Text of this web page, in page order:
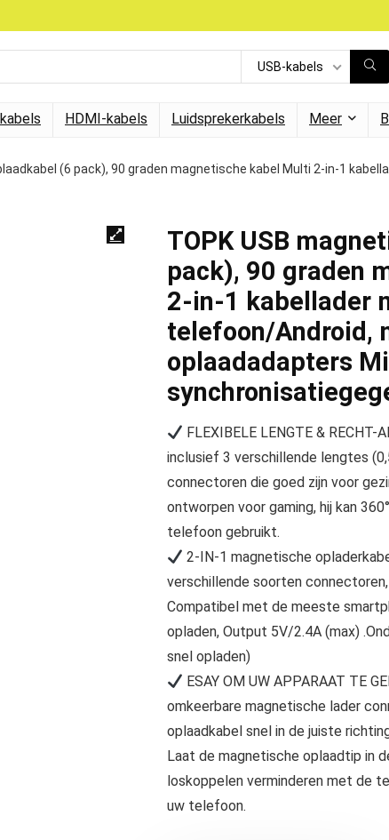
USB-kabels
HDMI-kabels Luidsprekerkabels Meer
(6 pack), 90 graden magnetische kabel Multi 2-in-1
TOPK USB
pack), 90 graden
2-in-1 kabellader
telefoon/Android,
oplaadadapters
FLEXIBELE LENGTE &
inclusief 3 verschillende lengtes
connectoren die goed zijn voor
ontworpen voor gaming, hij kan
telefoon gebruikt.
2-IN-1 magnetische
verschillende soorten connectoren,
Compatibel met de meeste
opladen, Output 5V/2.4A (max)
snel opladen)
ESAY OM UW APPARAAT TE
omkeerbare magnetische lader
oplaadkabel snel in de juiste
Laat de magnetische oplaadtip in
loskoppelen verminderen met de
uw telefoon.